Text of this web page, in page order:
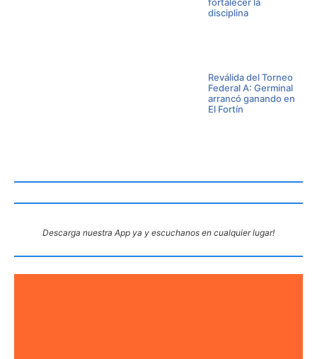
fortalecer la
disciplina
Reválida del Torneo
Federal A: Germinal
arrancó ganando en
El Fortín
Descarga nuestra App ya y escuchanos en cualquier lugar!